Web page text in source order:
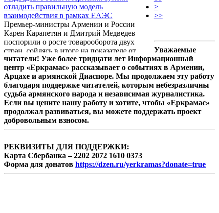
премьер-министр Армении Карен
Карапетян на совместном брифинге с
российским коллегой Дмитрием
Медведевым в Ереване.
отладить правильную модель
взаимодействия в рамках ЕАЭС
Премьер-министры Армении и России
Карен Карапетян и Дмитрий Медведев
поспорили о росте товарооборота двух
стран, сойдясь в итоге на показателе от
главы российского правительства и в том,
что обе страны преодолели полосу
экономических сложностей. Об этом
сообщает РИА Новости.
>
>>
Уважаемые
читатели! Уже более тридцати лет Информационный
центр «Еркрамас» рассказывает о событиях в Армении,
Арцахе и армянской Диаспоре. Мы продолжаем эту работу
благодаря поддержке читателей, которым небезразличны
судьба армянского народа и независимая журналистика.
Если вы цените нашу работу и хотите, чтобы «Еркрамас»
продолжал развиваться, вы можете поддержать проект
добровольным взносом.
РЕКВИЗИТЫ ДЛЯ ПОДДЕРЖКИ:
Карта Сбербанка – 2202 2072 1610 0373
Форма для донатов https://dzen.ru/yerkramas?donate=true